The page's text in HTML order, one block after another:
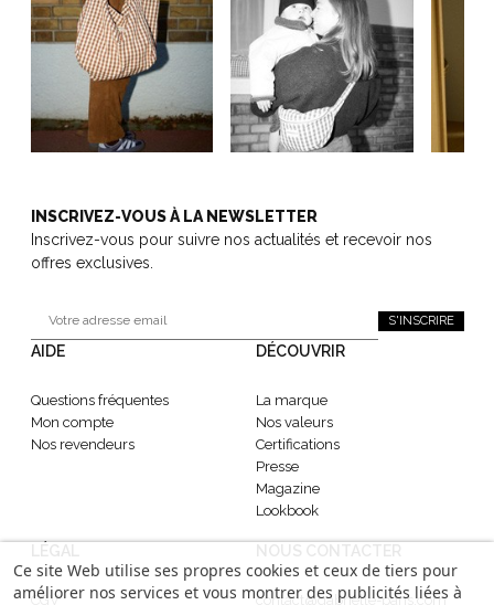
INSCRIVEZ-VOUS À LA NEWSLETTER
Inscrivez-vous pour suivre nos actualités et recevoir nos
offres exclusives.
S'INSCRIRE
AIDE
Questions fréquentes
Mon compte
Nos revendeurs
DÉCOUVRIR
La marque
Nos valeurs
Certifications
Presse
Magazine
Lookbook
CGV contact@gabrielle-paris.com
Ce site Web utilise ses propres cookies et ceux de tiers pour
améliorer nos services et vous montrer des publicités liées à